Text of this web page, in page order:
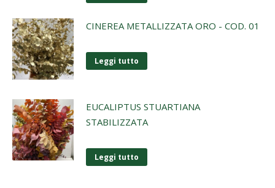
CINEREA METALLIZZATA ORO - COD. 01
Leggi tutto
EUCALIPTUS STUARTIANA
STABILIZZATA
Leggi tutto